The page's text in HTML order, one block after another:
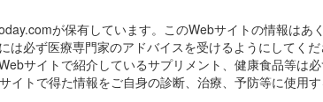
が保有しています。このWebサイトの情報は
は必ず医療専門家のアドバイスを受けるようにして
サイトで紹介しているサプリメント、健康食品等
イトで得た情報をご自身の診断、治療、予防等に使